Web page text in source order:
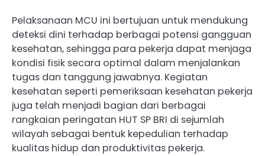
Pelaksanaan MCU ini bertujuan untuk mendukung
deteksi dini terhadap berbagai potensi gangguan
kesehatan, sehingga para pekerja dapat menjaga
kondisi fisik secara optimal dalam menjalankan
tugas dan tanggung jawabnya. Kegiatan
kesehatan seperti pemeriksaan kesehatan pekerja
juga telah menjadi bagian dari berbagai
rangkaian peringatan HUT SP BRI di sejumlah
wilayah sebagai bentuk kepedulian terhadap
kualitas hidup dan produktivitas pekerja.